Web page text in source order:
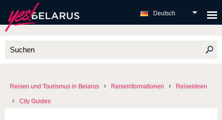
Deutsch
Reisen und Tourismus in Belarus Reiseinformationen Reiseideen
City Guides